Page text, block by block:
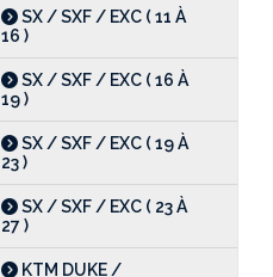
SX / SXF / EXC ( 11 À
16 )
SX / SXF / EXC ( 16 À
19 )
SX / SXF / EXC ( 19 À
23 )
SX / SXF / EXC ( 23 À
27 )
KTM DUKE /